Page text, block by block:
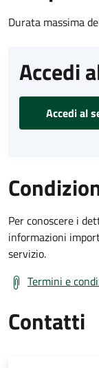
Durata massima
Accedi
Accedi al
Per conoscere i
informazioni
servizio.
Termini e
Contatti